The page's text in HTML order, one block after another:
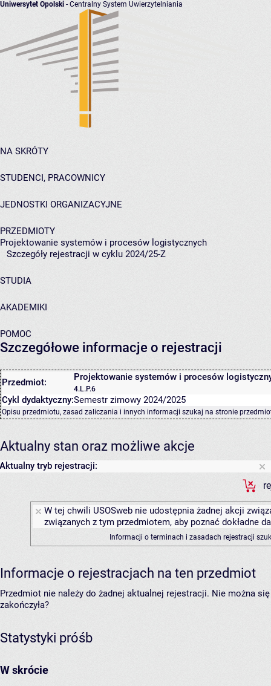
Uniwersytet Opolski - Centralny System Uwierzytelniania
NA SKRÓTY
STUDENCI, PRACOWNICY
JEDNOSTKI ORGANIZACYJNE
PRZEDMIOTY
Projektowanie systemów i procesów logistycznych
Szczegóły rejestracji w cyklu 2024/25-Z
STUDIA
AKADEMIKI
POMOC
Szczegółowe informacje o rejestracji
Przedmiot: Projektowanie systemów i procesów
4.L.P.6
Cykl dydaktyczny:Semestr zimowy 2024/2025
Opisu przedmiotu, zasad zaliczania i innych informacji szukaj na stronie
Aktualny stan oraz możliwe akcje
Aktualny tryb rejestracji:
W tej chwili USOSweb nie udostępnia żadnej akcji
związanych z tym przedmiotem, aby poznać dokładne
Informacji o terminach i zasadach rejestracji
Informacje o rejestracjach na ten przedmiot
Przedmiot nie należy do żadnej aktualnej rejestracji. Nie można
zakończyła?
Statystyki próśb
W skrócie